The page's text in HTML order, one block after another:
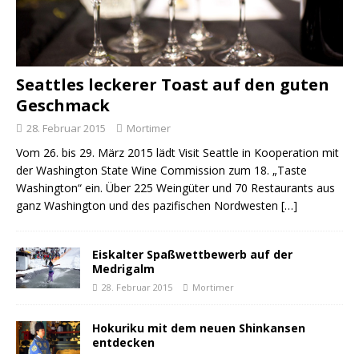
Seattles leckerer Toast auf den guten
Geschmack
28. Februar 2015 Mortimer
Vom 26. bis 29. März 2015 lädt Visit Seattle in Kooperation mit
der Washington State Wine Commission zum 18. „Taste
Washington“ ein. Über 225 Weingüter und 70 Restaurants aus
ganz Washington und des pazifischen Nordwesten […]
Eiskalter Spaßwettbewerb auf der
Medrigalm
28. Februar 2015 Mortimer
Hokuriku mit dem neuen Shinkansen
entdecken